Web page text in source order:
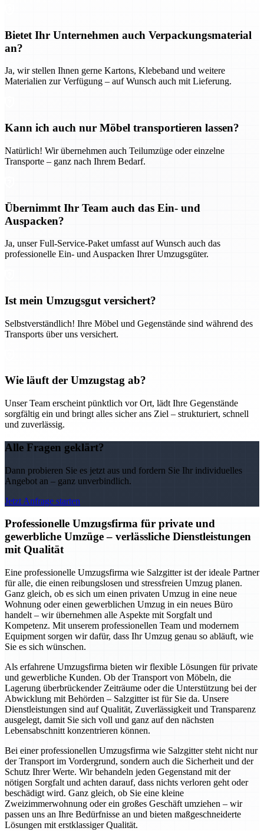
Bietet Ihr Unternehmen auch Verpackungsmaterial
an?
Ja, wir stellen Ihnen gerne Kartons, Klebeband und weitere
Materialien zur Verfügung – auf Wunsch auch mit Lieferung.
Kann ich auch nur Möbel transportieren lassen?
Natürlich! Wir übernehmen auch Teilumzüge oder einzelne
Transporte – ganz nach Ihrem Bedarf.
Übernimmt Ihr Team auch das Ein- und
Auspacken?
Ja, unser Full-Service-Paket umfasst auf Wunsch auch das
professionelle Ein- und Auspacken Ihrer Umzugsgüter.
Ist mein Umzugsgut versichert?
Selbstverständlich! Ihre Möbel und Gegenstände sind während des
Transports über uns versichert.
Wie läuft der Umzugstag ab?
Unser Team erscheint pünktlich vor Ort, lädt Ihre Gegenstände
sorgfältig ein und bringt alles sicher ans Ziel – strukturiert, schnell
und zuverlässig.
Alle Fragen geklärt?
Dann probieren Sie es jetzt aus und fordern Sie Ihr individuelles
Angebot an – ganz unverbindlich.
Jetzt Anfrage starten
Professionelle Umzugsfirma für private und
gewerbliche Umzüge – verlässliche Dienstleistungen
mit Qualität
Eine professionelle Umzugsfirma wie Salzgitter ist der ideale Partner
für alle, die einen reibungslosen und stressfreien Umzug planen.
Ganz gleich, ob es sich um einen privaten Umzug in eine neue
Wohnung oder einen gewerblichen Umzug in ein neues Büro
handelt – wir übernehmen alle Aspekte mit Sorgfalt und
Kompetenz. Mit unserem professionellen Team und modernem
Equipment sorgen wir dafür, dass Ihr Umzug genau so abläuft, wie
Sie es sich wünschen.
Als erfahrene Umzugsfirma bieten wir flexible Lösungen für private
und gewerbliche Kunden. Ob der Transport von Möbeln, die
Lagerung überbrückender Zeiträume oder die Unterstützung bei der
Abwicklung mit Behörden – Salzgitter ist für Sie da. Unsere
Dienstleistungen sind auf Qualität, Zuverlässigkeit und Transparenz
ausgelegt, damit Sie sich voll und ganz auf den nächsten
Lebensabschnitt konzentrieren können.
Bei einer professionellen Umzugsfirma wie Salzgitter steht nicht nur
der Transport im Vordergrund, sondern auch die Sicherheit und der
Schutz Ihrer Werte. Wir behandeln jeden Gegenstand mit der
nötigen Sorgfalt und achten darauf, dass nichts verloren geht oder
beschädigt wird. Ganz gleich, ob Sie eine kleine
Zweizimmerwohnung oder ein großes Geschäft umziehen – wir
passen uns an Ihre Bedürfnisse an und bieten maßgeschneiderte
Lösungen mit erstklassiger Qualität.